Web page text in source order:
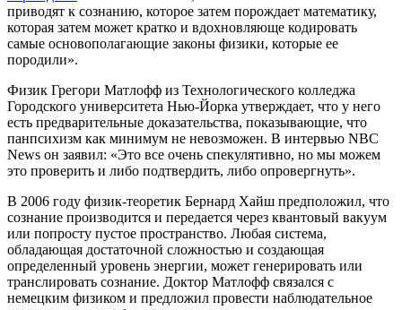
приводят к сознанию, которое затем порождает математику,
которая затем может кратко и вдохновляюще кодировать
самые основополагающие законы физики, которые ее
породили».
Физик Грегори Матлофф из Технологического колледжа
Городского университета Нью-Йорка утверждает, что у него
есть предварительные доказательства, показывающие, что
панпсихизм как минимум не невозможен. В интервью NBC
News он заявил: «Это все очень спекулятивно, но мы можем
это проверить и либо подтвердить, либо опровергнуть».
В 2006 году физик-теоретик Бернард Хайш предположил, что
сознание производится и передается через квантовый вакуум
или попросту пустое пространство. Любая система,
обладающая достаточной сложностью и создающая
определенный уровень энергии, может генерировать или
транслировать сознание. Доктор Матлофф связался с
немецким физиком и предложил провести наблюдательное